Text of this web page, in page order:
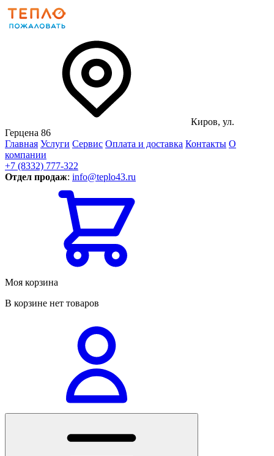
Киров, ул.
Герцена 86
Главная Услуги Сервис Оплата и доставка Контакты О
компании
+7 (8332) 777-322
Отдел продаж: info@teplo43.ru
Моя корзина
В корзине нет товаров